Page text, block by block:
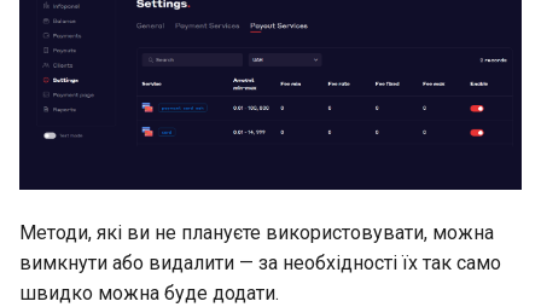
Методи, які ви не плануєте використовувати, можна
вимкнути або видалити — за необхідності їх так само
швидко можна буде додати.